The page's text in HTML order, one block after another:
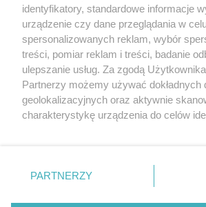
UŻYWANE
Używana Sierra RS Cosworth –
Ford, który motoryzacyjnej
arystokracji się nie kłaniał
identyfikatory, standardowe informacje
urządzenie czy dane przeglądania w
spersonalizowanych reklam, wybór
treści, pomiar reklam i treści, badanie
ulepszanie usług. Za zgodą
Partnerzy możemy używać dokładnych
geolokalizacyjnych oraz aktywnie
charakterystykę urządzenia do celów
zmienić/wycofać klikając przycisk
znajdujący się w lewym dolnym rogu
PARTNERZY